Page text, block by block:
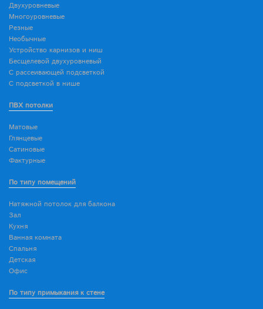
Двухуровневые
Многоуровневые
Резные
Необычные
Устройство карнизов и ниш
Бесщелевой двухуровневый
С рассеивающей подсветкой
С подсветкой в нише
ПВХ потолки
Матовые
Глянцевые
Сатиновые
Фактурные
По типу помещений
Натяжной потолок для балкона
Зал
Кухня
Ванная комната
Спальня
Детская
Офис
По типу примыкания к стене